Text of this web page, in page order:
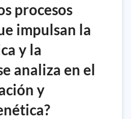
procesos
impulsan la
y la
analiza en el
y